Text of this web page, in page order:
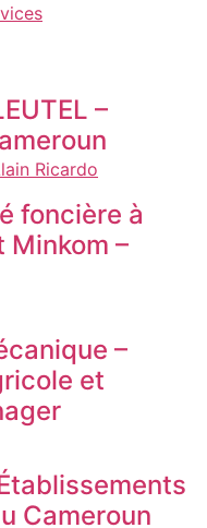
–
Ricardo
foncière à
Minkom –
–
et
Cameroun